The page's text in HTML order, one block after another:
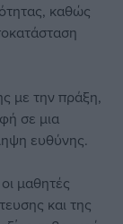
καθώς
με την πράξη,
σε μια
ευθύνης.
μαθητές
και της